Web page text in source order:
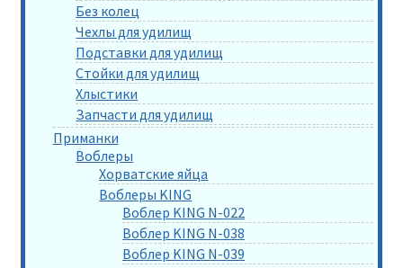
Без колец
Чехлы для удилищ
Подставки для удилищ
Стойки для удилищ
Хлыстики
Запчасти для удилищ
Приманки
Воблеры
Хорватские яйца
Воблеры KING
Воблер KING N-022
Воблер KING N-038
Воблер KING N-039